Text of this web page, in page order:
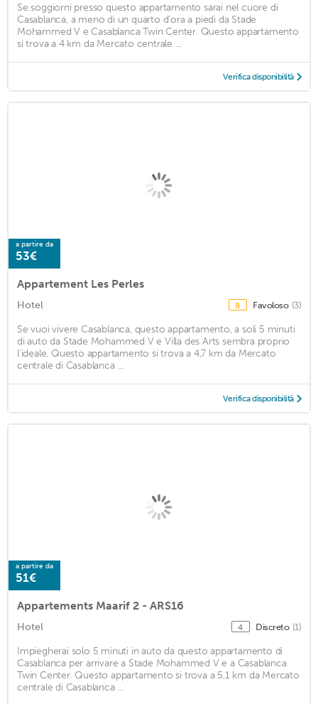
Se soggiorni presso questo appartamento sarai nel cuore di
Casablanca, a meno di un quarto d'ora a piedi da Stade
Mohammed V e Casablanca Twin Center. Questo appartamento
si trova a 4 km da Mercato centrale ...
Verifica disponibilità
a partire da
53€
Appartement Les Perles
Hotel 8 Favoloso (3)
Se vuoi vivere Casablanca, questo appartamento, a soli 5 minuti
di auto da Stade Mohammed V e Villa des Arts sembra proprio
l'ideale. Questo appartamento si trova a 4,7 km da Mercato
centrale di Casablanca ...
Verifica disponibilità
a partire da
51€
Appartements Maarif 2 - ARS16
Hotel 4 Discreto (1)
Impiegherai solo 5 minuti in auto da questo appartamento di
Casablanca per arrivare a Stade Mohammed V e a Casablanca
Twin Center. Questo appartamento si trova a 5,1 km da Mercato
centrale di Casablanca ...